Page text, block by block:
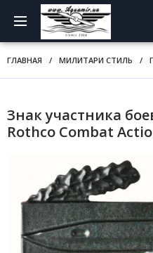
ГЛАВНАЯ / МИЛИТАРИ СТИЛЬ /
Знак участника
Rothco Combat